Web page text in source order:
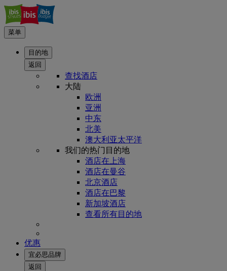
菜单
目的地
返回
查找酒店
大陆
欧洲
亚洲
中东
北美
澳大利亚太平洋
我们的热门目的地
酒店在上海
酒店在曼谷
北京酒店
酒店在巴黎
新加坡酒店
查看所有目的地
优惠
宜必思品牌
返回